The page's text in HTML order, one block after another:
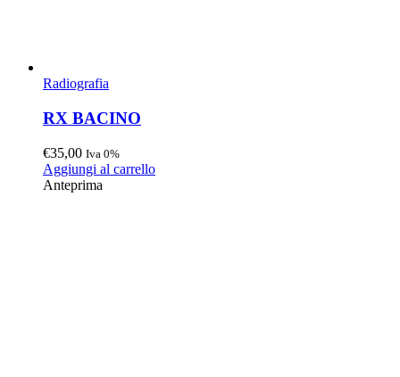
Radiografia
RX BACINO
€35,00 Iva 0%
Aggiungi al carrello
Anteprima